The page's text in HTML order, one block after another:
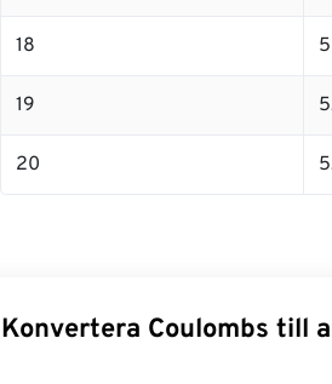
18 5
19
20
Konvertera Coulombs till